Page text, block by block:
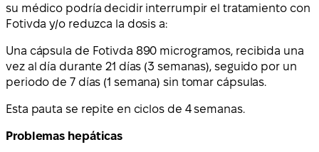
su médico podría decidir interrumpir el tratamiento con
Fotivda y/o reduzca la dosis a:
Una cápsula de Fotivda 890 microgramos, recibida una
vez al día durante 21 días (3 semanas), seguido por un
periodo de 7 días (1 semana) sin tomar cápsulas.
Esta pauta se repite en ciclos de 4 semanas.
Problemas hepáticas